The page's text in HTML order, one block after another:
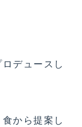
デュースし
から提案し